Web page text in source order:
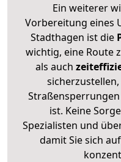
Ein weiterer
Vorbereitung eines
Stadthagen ist die
wichtig, eine Route
als auch
ist. Keine
Spezialisten und
damit Sie sich